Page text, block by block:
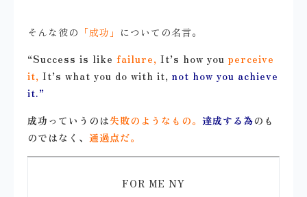
そんな彼の 「成功」 についての名言。
“Success is like failure, It’s how you perceive
it, It’s what you do with it, not how you achieve
it.”
成功っていうのは失敗のようなもの。 達成する為のも
のではなく、 通過点だ。
FOR ME NY